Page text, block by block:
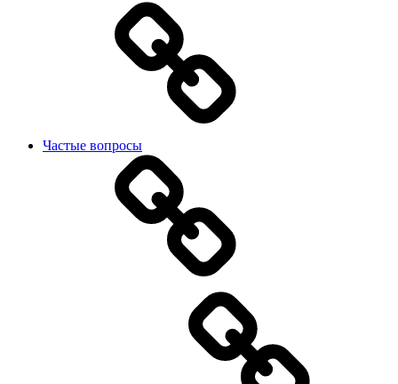
Частые вопросы